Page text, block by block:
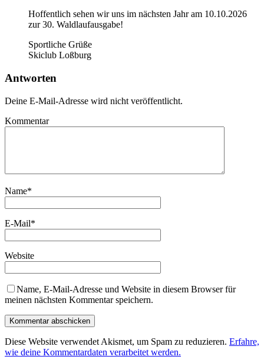
Hoffentlich sehen wir uns im nächsten Jahr am 10.10.2026
zur 30. Waldlaufausgabe!
Sportliche Grüße
Skiclub Loßburg
Antworten
Deine E-Mail-Adresse wird nicht veröffentlicht.
Kommentar
Name*
E-Mail*
Website
Name, E-Mail-Adresse und Website in diesem Browser für
meinen nächsten Kommentar speichern.
Diese Website verwendet Akismet, um Spam zu reduzieren. Erfahre,
wie deine Kommentardaten verarbeitet werden.